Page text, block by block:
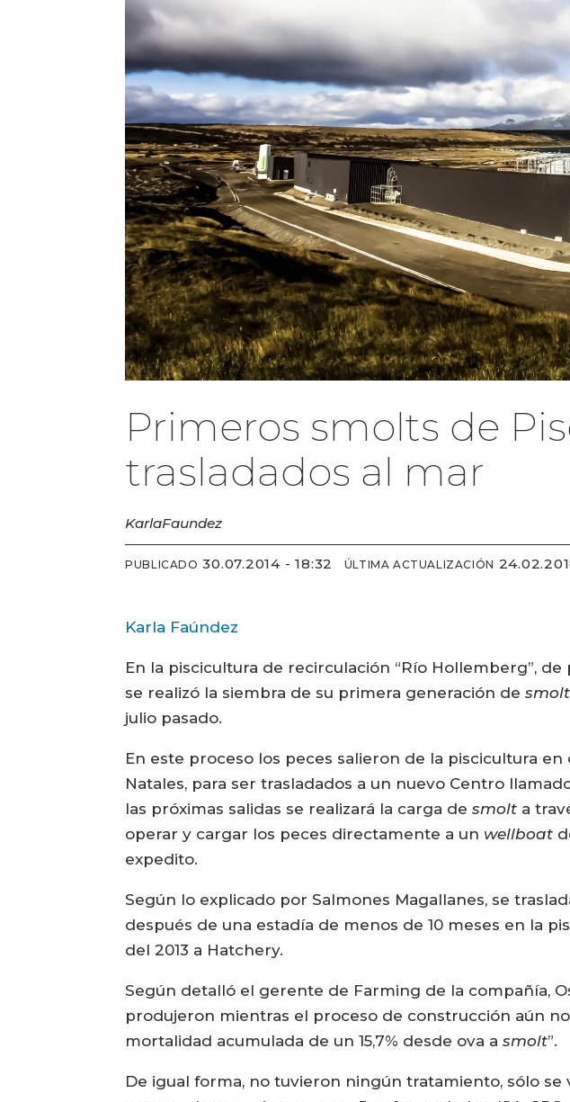
Primeros smolts de
trasladados al mar
KarlaFaundez
PUBLICADO 30.07.2014 - 18:32 ÚLTIMA ACTUALIZACIÓN
Karla Faúndez
En la piscicultura de recirculación “Río Hollemberg”,
se realizó la siembra de su primera generación desmolt
julio pasado.
En este proceso los peces salieron de la piscicultura
Natales, para ser trasladados a un nuevo Centro
las próximas salidas se realizará la carga desmolt a
operar y cargar los peces directamente a un wellboat
expedito.
Según lo explicado por Salmones Magallanes, se
después de una estadía de menos de 10 meses en la
del 2013 a Hatchery.
Según detalló el gerente de Farming de la compañía,
produjeron mientras el proceso de construcción aún
mortalidad acumulada de un 15,7% desde ova asmolt”.
De igual forma, no tuvieron ningún tratamiento, sólo